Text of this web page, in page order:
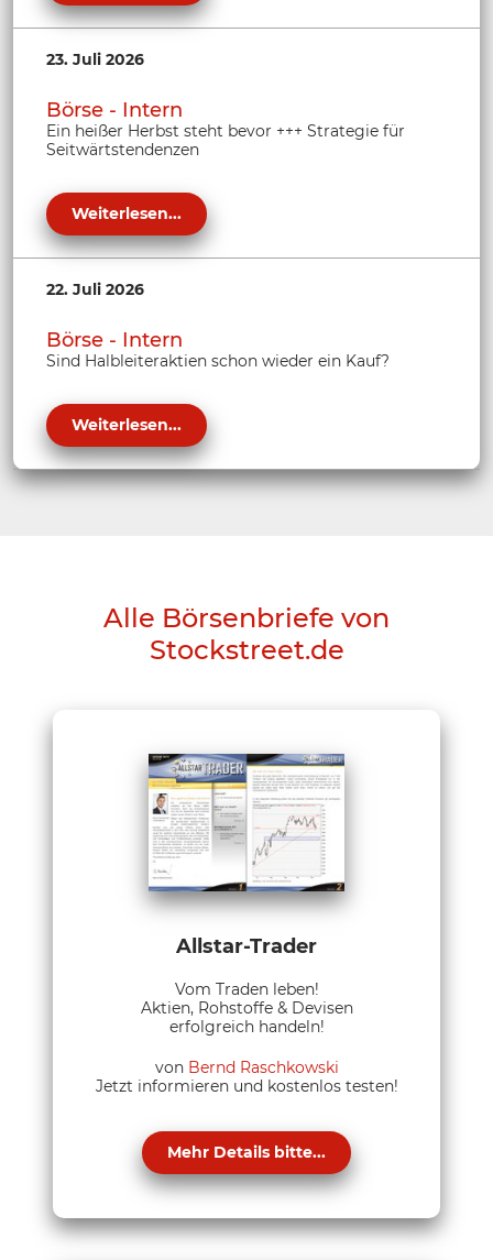
23. Juli 2026
Börse - Intern
Ein heißer Herbst steht bevor +++ Strategie für
Seitwärtstendenzen
Weiterlesen...
22. Juli 2026
Börse - Intern
Sind Halbleiteraktien schon wieder ein Kauf?
Weiterlesen...
Alle Börsenbriefe von
Stockstreet.de
Allstar-Trader
Vom Traden leben!
Aktien, Rohstoffe & Devisen
erfolgreich handeln!
von Bernd Raschkowski
Jetzt informieren und kostenlos testen!
Mehr Details bitte...